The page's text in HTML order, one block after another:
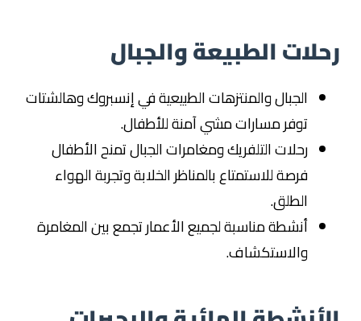
رحلات الطبيعة والجبال
الجبال والمنتزهات الطبيعية في إنسبروك وهالشتات
توفر مسارات مشي آمنة للأطفال.
رحلات التلفريك ومغامرات الجبال تمنح الأطفال
فرصة للاستمتاع بالمناظر الخلابة وتجربة الهواء
الطلق.
أنشطة مناسبة لجميع الأعمار تجمع بين المغامرة
والاستكشاف.